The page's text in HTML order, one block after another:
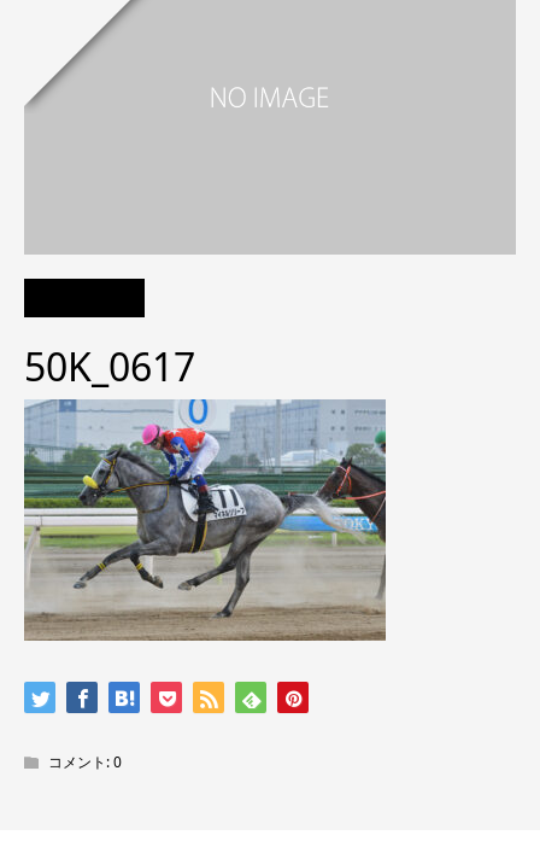
50K_0617
コメント:0